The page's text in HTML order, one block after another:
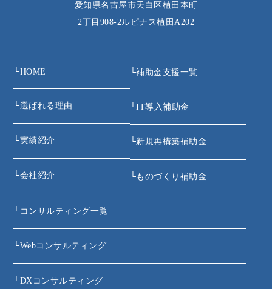
愛知県名古屋市天白区植田本町
2丁目908‐2ルピナス植田A202
└HOME
└選ばれる理由
└実績紹介
└会社紹介
└補助金支援一覧
└IT導入補助金
└新規再構築補助金
└ものづくり補助金
└ コンサルティング一覧
└Webコンサルティング
└DXコンサルティング